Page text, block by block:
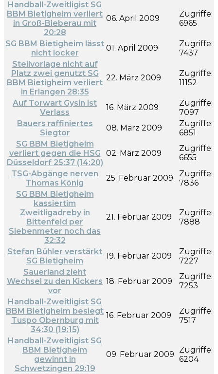
Handball-Zweitligist SG
BBM Bietigheim verliert
in Groß-Bieberau mit
20:28
06. April 2009
Zugriffe:
6965
SG BBM Bietigheim lässt
nicht locker
01. April 2009
Zugriffe:
7437
Steilvorlage nicht auf
Platz zwei genutzt SG
BBM Bietigheim verliert
in Erlangen 28:35
22. März 2009
Zugriffe:
11152
Auf Torwart Gysin ist
Verlass
16. März 2009
Zugriffe:
7097
Bauers raffiniertes
Siegtor
08. März 2009
Zugriffe:
6851
SG BBM Bietigheim
verliert gegen die HSG
Düsseldorf 25:37 (14:20)
02. März 2009
Zugriffe:
6655
TSG-Abgänge nerven
Thomas König
25. Februar 2009
Zugriffe:
7836
SG BBM Bietigheim
kassiertim
Zweitligadreby in
Bittenfeld per
Siebenmeter noch das
32:32
21. Februar 2009
Zugriffe:
7888
Stefan Bühler verstärkt
SG Bietigheim
19. Februar 2009
Zugriffe:
7227
Sauerland zieht
Wechsel zu den Kickers
vor
18. Februar 2009
Zugriffe:
7253
Handball-Zweitligist SG
BBM Bietigheim besiegt
Tuspo Obernburg mit
34:30 (19:15)
16. Februar 2009
Zugriffe:
7517
Handball-Zweitligist SG
BBM Bietigheim
gewinnt in
Schwetzingen 29:19
09. Februar 2009
Zugriffe:
6204